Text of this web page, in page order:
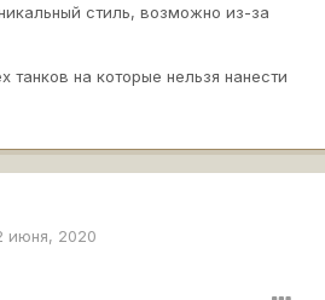
стиль, возможно из-за
танков на которые нельзя нанести
июня, 2020